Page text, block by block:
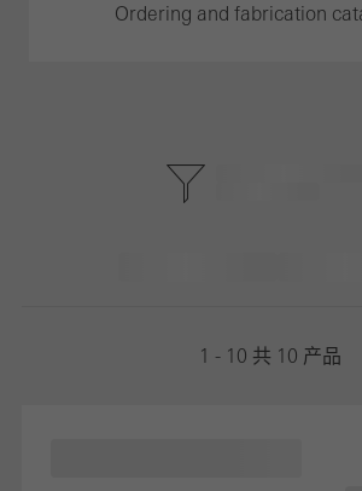
Ordering and fabrication
1 - 10 共 10 产品